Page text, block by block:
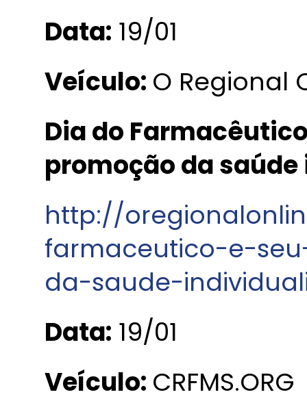
Data: 19/01
Veículo: O Regional
Dia do
promoção da
http://
farmaceutico-e-
da-saude-
Data: 19/01
Veículo: CRFMS.ORG